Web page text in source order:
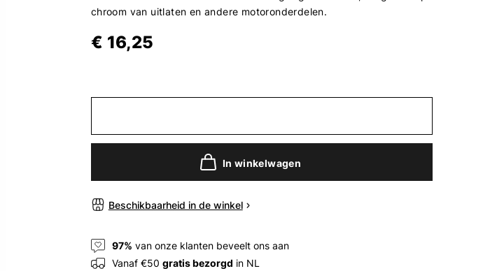
chroom van uitlaten en andere motoronderdelen.
€ 16,25
In winkelwagen
Beschikbaarheid in de winkel
97% van onze klanten beveelt ons aan
Vanaf €50 gratis bezorgd in NL